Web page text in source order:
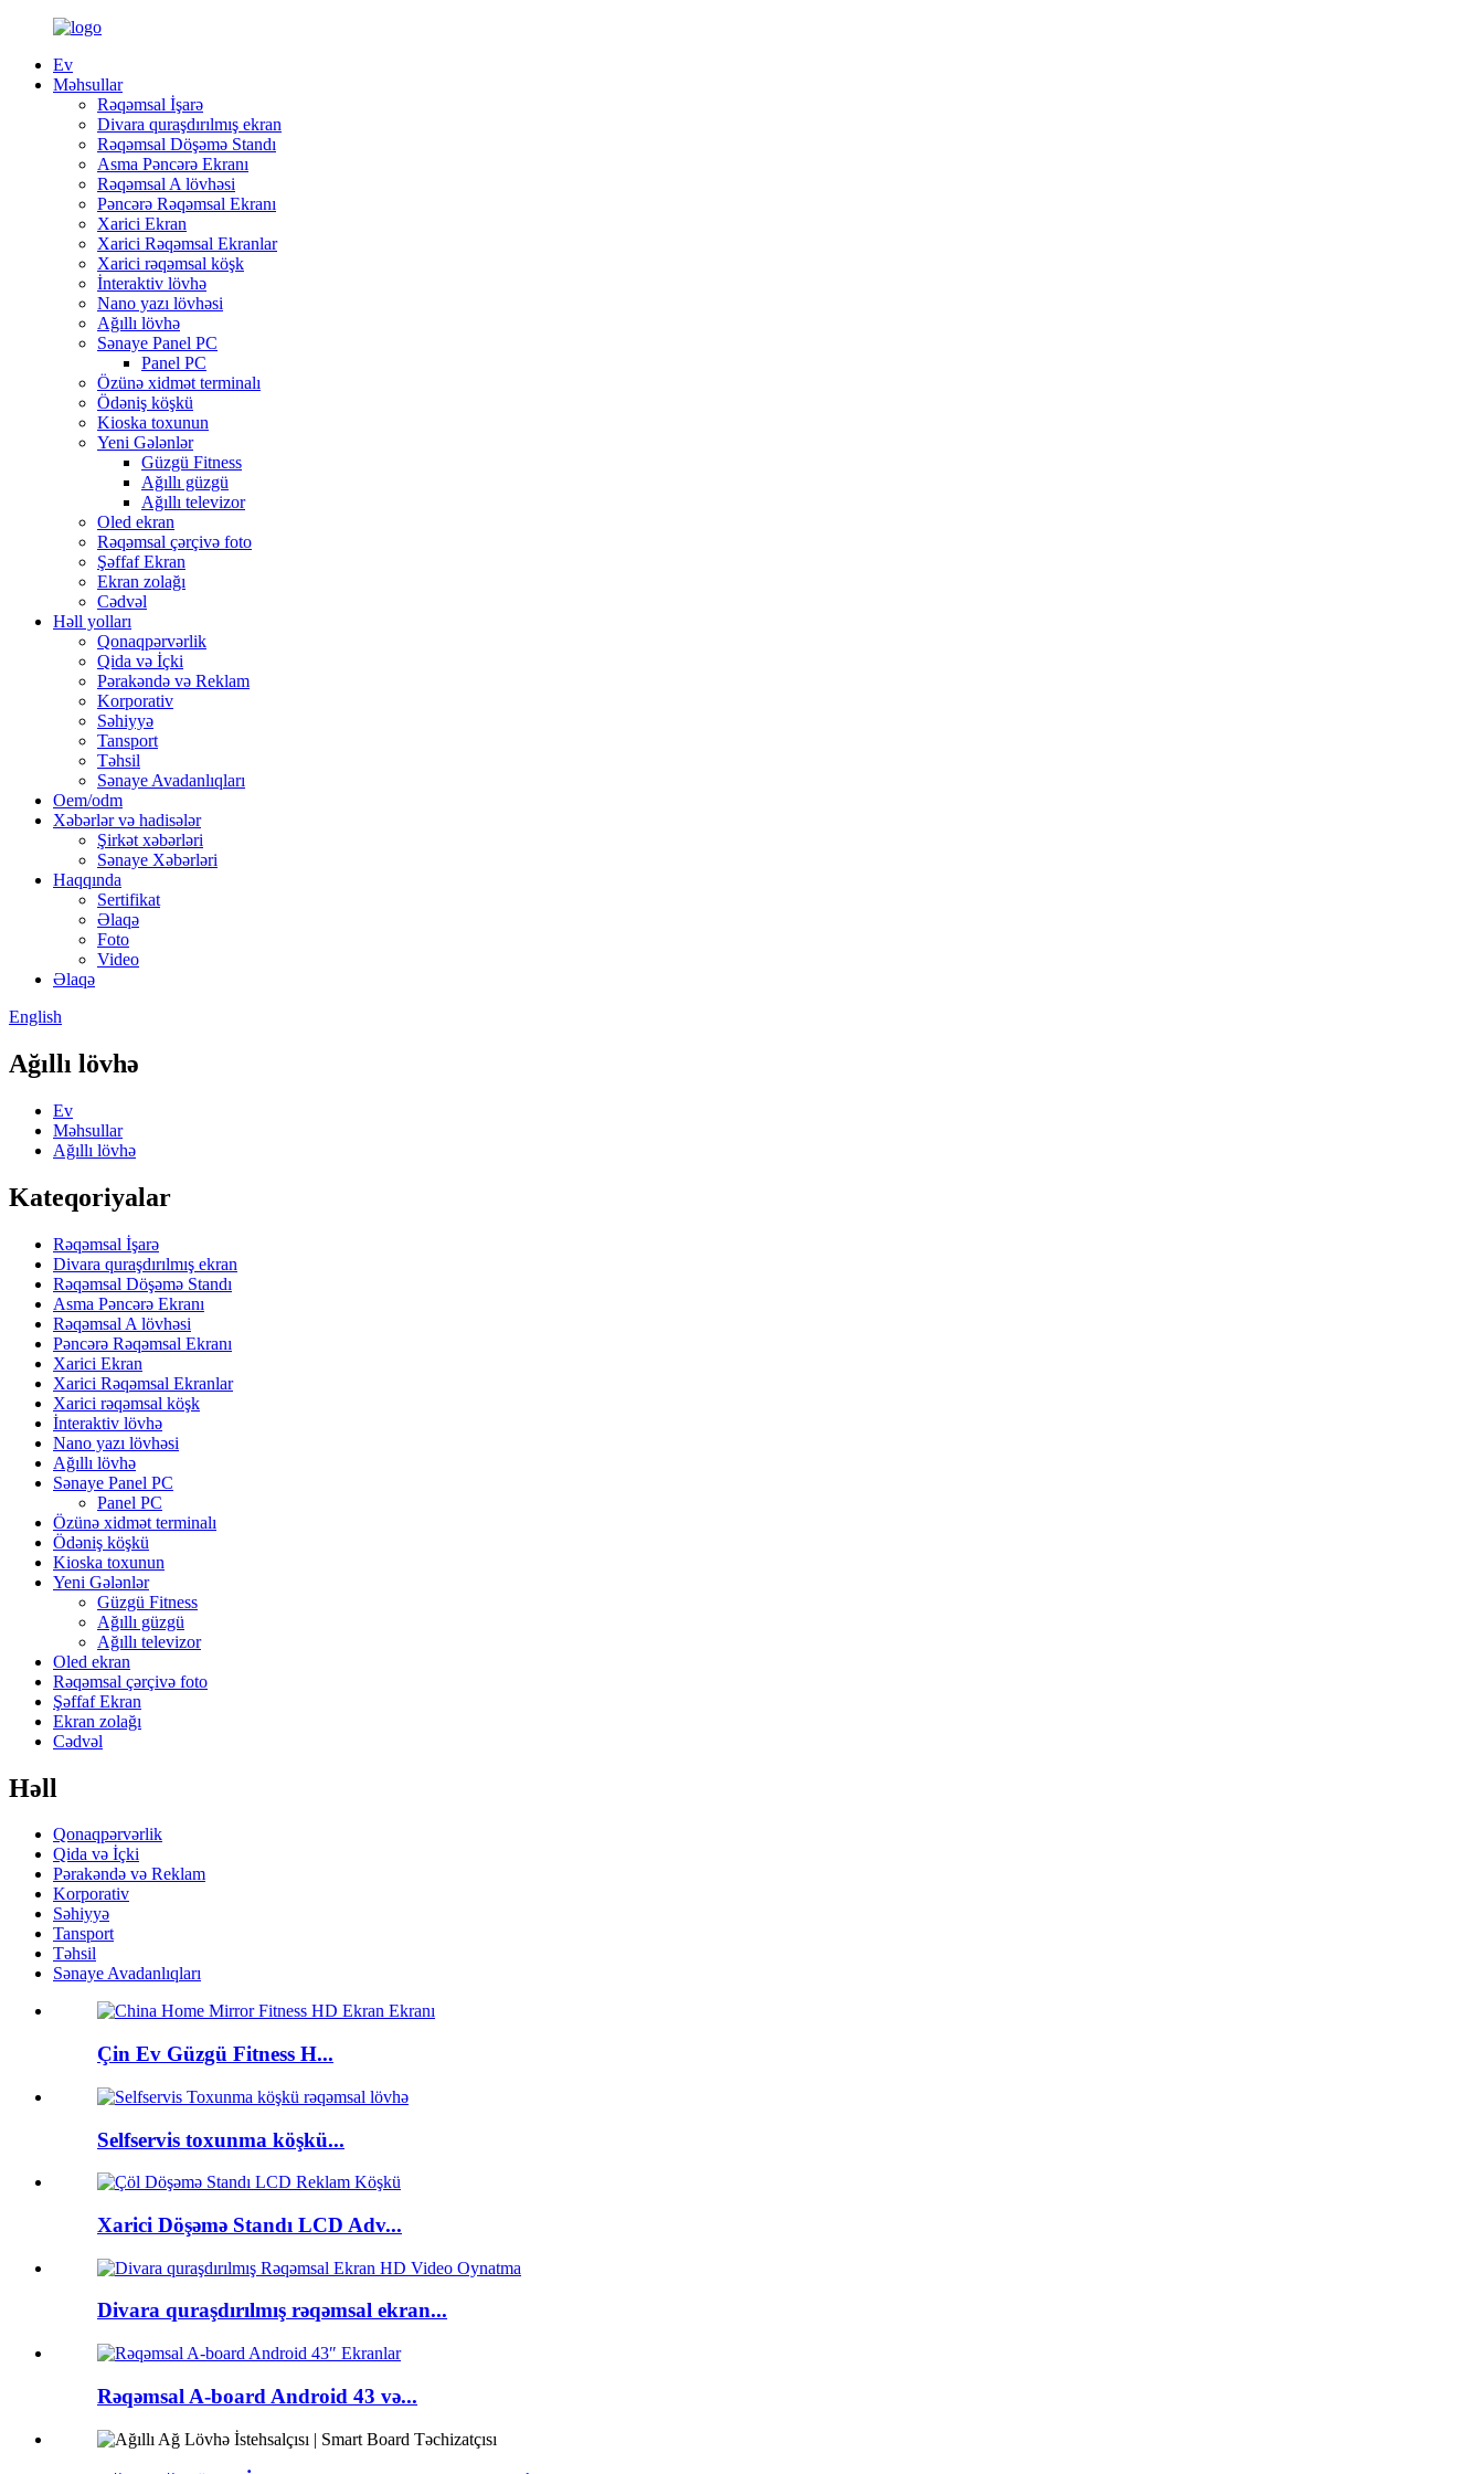
Ev
Məhsullar
Rəqəmsal İşarə
Divara quraşdırılmış ekran
Rəqəmsal Döşəmə Standı
Asma Pəncərə Ekranı
Rəqəmsal A lövhəsi
Pəncərə Rəqəmsal Ekranı
Xarici Ekran
Xarici Rəqəmsal Ekranlar
Xarici rəqəmsal köşk
İnteraktiv lövhə
Nano yazı lövhəsi
Ağıllı lövhə
Sənaye Panel PC
Panel PC
Özünə xidmət terminalı
Ödəniş köşkü
Kioska toxunun
Yeni Gələnlər
Güzgü Fitness
Ağıllı güzgü
Ağıllı televizor
Oled ekran
Rəqəmsal çərçivə foto
Şəffaf Ekran
Ekran zolağı
Cədvəl
Həll yolları
Qonaqpərvərlik
Qida və İçki
Pərakəndə və Reklam
Korporativ
Səhiyyə
Tansport
Təhsil
Sənaye Avadanlıqları
Oem/odm
Xəbərlər və hadisələr
Şirkət xəbərləri
Sənaye Xəbərləri
Haqqında
Sertifikat
Əlaqə
Foto
Video
Əlaqə
English
Ağıllı lövhə
Ev
Məhsullar
Ağıllı lövhə
Kateqoriyalar
Rəqəmsal İşarə
Divara quraşdırılmış ekran
Rəqəmsal Döşəmə Standı
Asma Pəncərə Ekranı
Rəqəmsal A lövhəsi
Pəncərə Rəqəmsal Ekranı
Xarici Ekran
Xarici Rəqəmsal Ekranlar
Xarici rəqəmsal köşk
İnteraktiv lövhə
Nano yazı lövhəsi
Ağıllı lövhə
Sənaye Panel PC
Panel PC
Özünə xidmət terminalı
Ödəniş köşkü
Kioska toxunun
Yeni Gələnlər
Güzgü Fitness
Ağıllı güzgü
Ağıllı televizor
Oled ekran
Rəqəmsal çərçivə foto
Şəffaf Ekran
Ekran zolağı
Cədvəl
Həll
Qonaqpərvərlik
Qida və İçki
Pərakəndə və Reklam
Korporativ
Səhiyyə
Tansport
Təhsil
Sənaye Avadanlıqları
Çin Ev Güzgü Fitness H...
Selfservis toxunma köşkü...
Xarici Döşəmə Standı LCD Adv...
Divara quraşdırılmış rəqəmsal ekran...
Rəqəmsal A-board Android 43 və...